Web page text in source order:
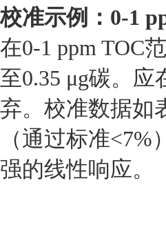
校准示例： 0-1
在0-1 ppm TOC
至0.35 μg碳。
弃。校准数据如
（通过标准
强的线性响应。